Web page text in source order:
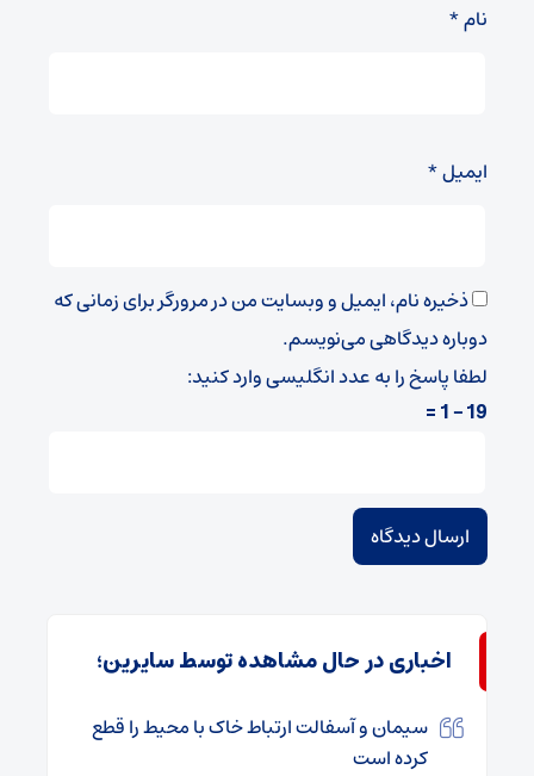
نام*
ایمیل*
ذخیره نام، ایمیل و وبسایت من در مرورگر برای زمانی که
دوباره دیدگاهی می‌نویسم.
لطفا پاسخ را به عدد انگلیسی وارد کنید:
19 − 1 =
اخباری در حال مشاهده توسط سایرین؛
سیمان و آسفالت ارتباط خاک با محیط را قطع
کرده است